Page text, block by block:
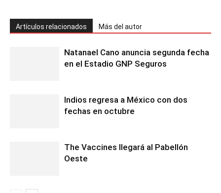
Artículos relacionados Más del autor
Natanael Cano anuncia segunda fecha
en el Estadio GNP Seguros
Indios regresa a México con dos
fechas en octubre
The Vaccines llegará al Pabellón
Oeste